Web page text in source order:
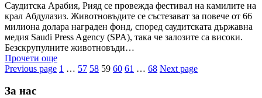
Саудитска Арабия, Рияд се провежда фестивал на камилите на
крал Абдулазиз. Животновъдите се състезават за повече от 66
милиона долара награден фонд, според саудитската държавна
медия Saudi Press Agency (SPA), така че залозите са високи.
Безскрупулните животновъди…
Прочети още
Previous page 1 … 57 58 59 60 61 … 68 Next page
За нас